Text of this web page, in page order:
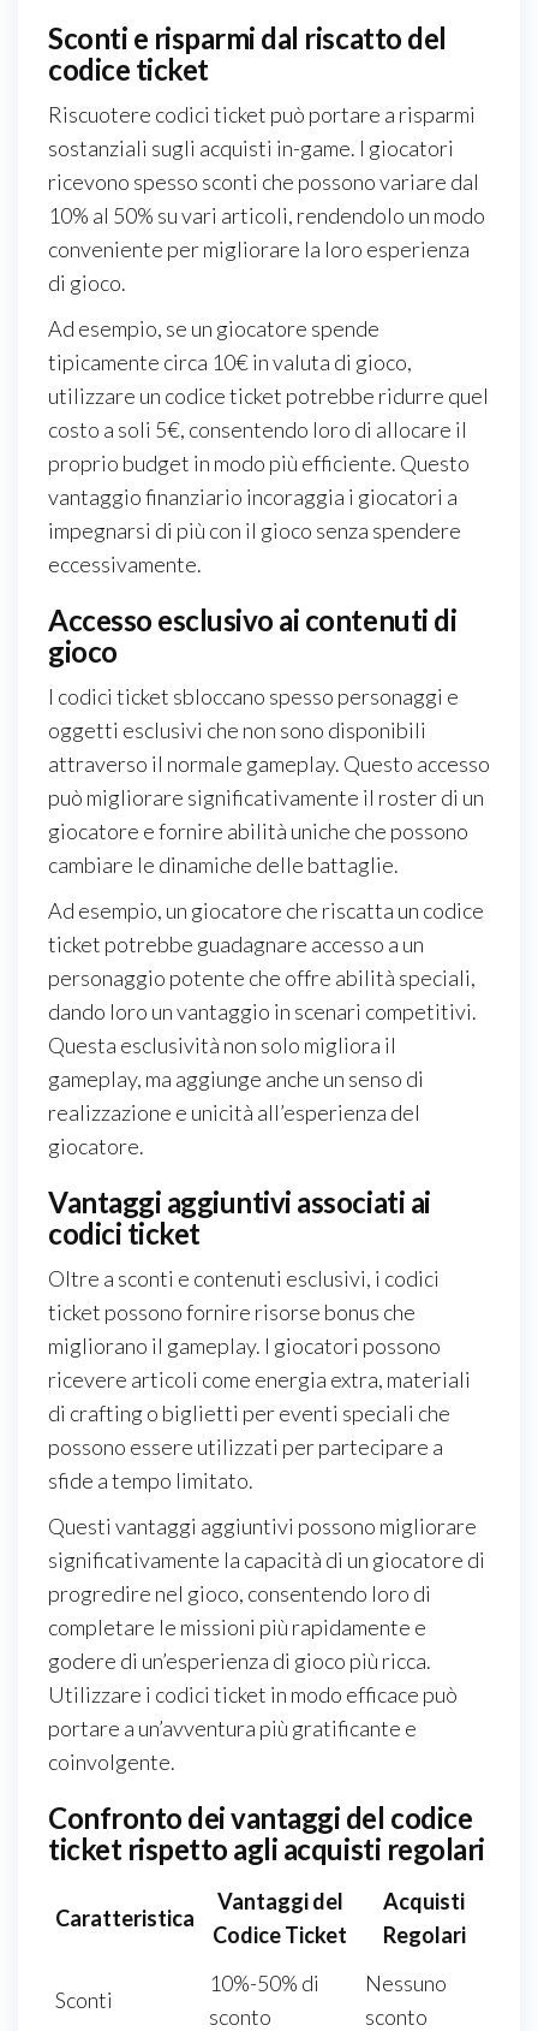
Sconti e risparmi dal riscatto del
codice ticket
Riscuotere codici ticket può portare a risparmi
sostanziali sugli acquisti in-game. I giocatori
ricevono spesso sconti che possono variare dal
10% al 50% su vari articoli, rendendolo un modo
conveniente per migliorare la loro esperienza
di gioco.
Ad esempio, se un giocatore spende
tipicamente circa 10€ in valuta di gioco,
utilizzare un codice ticket potrebbe ridurre quel
costo a soli 5€, consentendo loro di allocare il
proprio budget in modo più efficiente. Questo
vantaggio finanziario incoraggia i giocatori a
impegnarsi di più con il gioco senza spendere
eccessivamente.
Accesso esclusivo ai contenuti di
gioco
I codici ticket sbloccano spesso personaggi e
oggetti esclusivi che non sono disponibili
attraverso il normale gameplay. Questo accesso
può migliorare significativamente il roster di un
giocatore e fornire abilità uniche che possono
cambiare le dinamiche delle battaglie.
Ad esempio, un giocatore che riscatta un codice
ticket potrebbe guadagnare accesso a un
personaggio potente che offre abilità speciali,
dando loro un vantaggio in scenari competitivi.
Questa esclusività non solo migliora il
gameplay, ma aggiunge anche un senso di
realizzazione e unicità all’esperienza del
giocatore.
Vantaggi aggiuntivi associati ai
codici ticket
Oltre a sconti e contenuti esclusivi, i codici
ticket possono fornire risorse bonus che
migliorano il gameplay. I giocatori possono
ricevere articoli come energia extra, materiali
di crafting o biglietti per eventi speciali che
possono essere utilizzati per partecipare a
sfide a tempo limitato.
Questi vantaggi aggiuntivi possono migliorare
significativamente la capacità di un giocatore di
progredire nel gioco, consentendo loro di
completare le missioni più rapidamente e
godere di un’esperienza di gioco più ricca.
Utilizzare i codici ticket in modo efficace può
portare a un’avventura più gratificante e
coinvolgente.
Confronto dei vantaggi del codice
ticket rispetto agli acquisti regolari
Caratteristica
Vantaggi del
Codice Ticket
Acquisti
Regolari
Sconti
10%-50% di
sconto
Nessuno
sconto